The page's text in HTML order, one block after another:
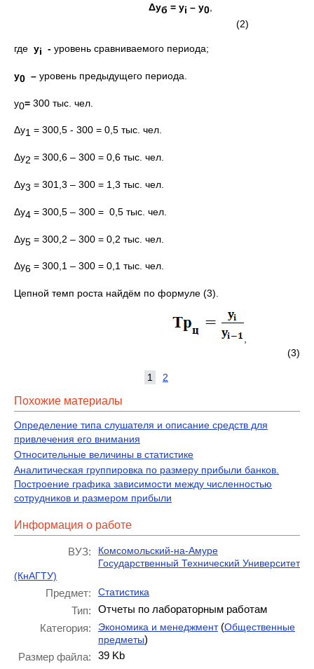
Δуб = уi – y0
(2)
где уi - уровень сравниваемого периода;
y0 – уровень предыдущего периода.
y0= 300 тыс. чел.
Δу1 = 300,5 - 300 = 0,5 тыс. чел.
Δу2 = 300,6 – 300 = 0,6 тыс. чел.
Δу3 = 301,3 – 300 = 1,3 тыс. чел.
Δу4 = 300,5 – 300 = 0,5 тыс. чел.
Δу5 = 300,2 – 300 = 0,2 тыс. чел.
Δу6 = 300,1 – 300 = 0,1 тыс. чел.
Цепной темп роста найдём по формуле (3).
(3)
1 2
Похожие материалы
Определение типа слушателя и описание средств для
привлечения его внимания
Относительные величины в статистике
Аналитическая группировка по размеру прибыли банков.
Построение графика зависимости между численностью
сотрудников и размером прибыли
Информация о работе
ВУЗ:
Комсомольский-на-Амуре
Государственный Технический Университет
(КнАГТУ)
Предмет: Статистика
Тип:
Отчеты по лабораторным работам
Категория:
Экономика и менеджмент(Общественные
предметы)
Размер файла:
39 Kb